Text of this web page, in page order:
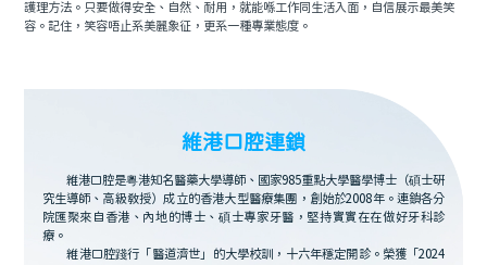
護理方法。只要做得安全、自然、耐用，就能喺工作同生活入面，自信展示最美笑
容。記住，笑容唔止系美麗象征，更系一種專業態度。
維港口腔連鎖
維港口腔是粵港知名醫藥大學導師、國家985重點大學醫學博士（碩士研
究生導師、高級教授）成立的香港大型醫療集團，創始於2008年。連鎖各分
院匯聚來自香港、內地的博士、碩士專家牙醫，堅持實實在在做好牙科診
療。
維港口腔踐行「醫道濟世」的大學校訓，十六年穩定開診。榮獲「2024